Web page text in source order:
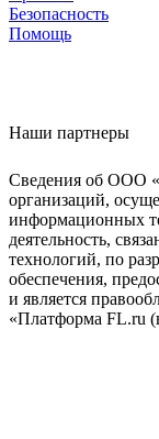
Безопасность
Помощь
Наши партнеры
Сведения об ООО
организаций,
информационных
деятельность,
технологий, по
обеспечения,
и является
«Платформа FL.ru